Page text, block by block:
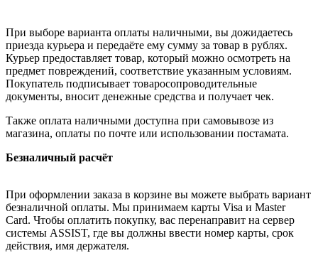
При выборе варианта оплаты наличными, вы дожидаетесь
приезда курьера и передаёте ему сумму за товар в рублях.
Курьер предоставляет товар, который можно осмотреть на
предмет повреждений, соответствие указанным условиям.
Покупатель подписывает товаросопроводительные
документы, вносит денежные средства и получает чек.
Также оплата наличными доступна при самовывозе из
магазина, оплаты по почте или использовании постамата.
Безналичный расчёт
При оформлении заказа в корзине вы можете выбрать вариант
безналичной оплаты. Мы принимаем карты Visa и Master
Card. Чтобы оплатить покупку, вас перенаправит на сервер
системы ASSIST, где вы должны ввести номер карты, срок
действия, имя держателя.